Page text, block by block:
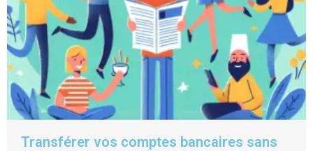
Transférer vos comptes bancaires sans